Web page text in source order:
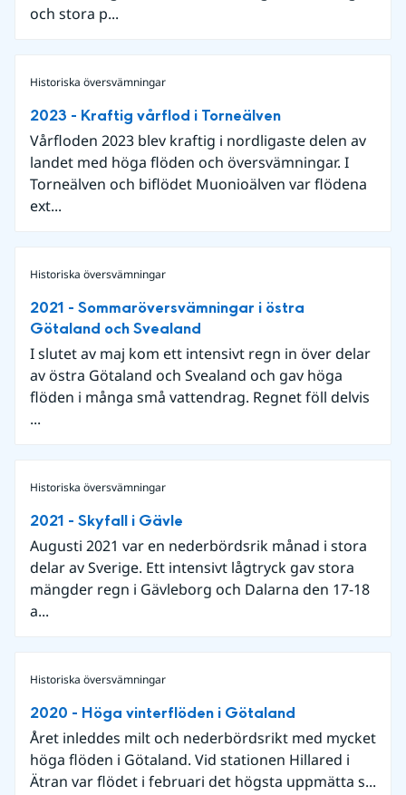
och stora p...
Historiska översvämningar
2023 - Kraftig vårflod i Torneälven
Vårfloden 2023 blev kraftig i nordligaste delen av
landet med höga flöden och översvämningar. I
Torneälven och biflödet Muonioälven var flödena
ext...
Historiska översvämningar
2021 - Sommaröversvämningar i östra
Götaland och Svealand
I slutet av maj kom ett intensivt regn in över delar
av östra Götaland och Svealand och gav höga
flöden i många små vattendrag. Regnet föll delvis
...
Historiska översvämningar
2021 - Skyfall i Gävle
Augusti 2021 var en nederbördsrik månad i stora
delar av Sverige. Ett intensivt lågtryck gav stora
mängder regn i Gävleborg och Dalarna den 17-18
a...
Historiska översvämningar
2020 - Höga vinterflöden i Götaland
Året inleddes milt och nederbördsrikt med mycket
höga flöden i Götaland. Vid stationen Hillared i
Ätran var flödet i februari det högsta uppmätta s...